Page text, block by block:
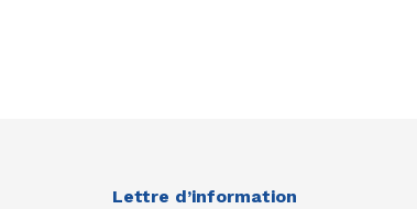
Lettre d’information